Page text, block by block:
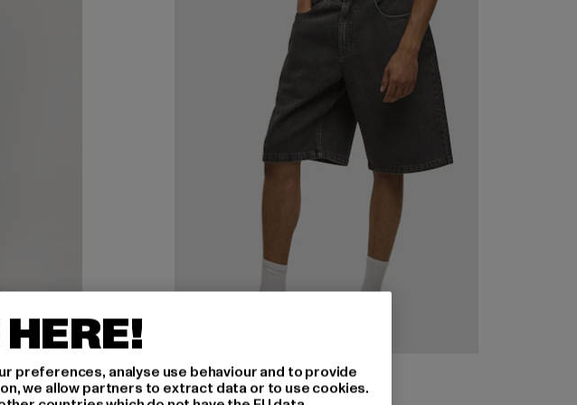
DEF
SKATER
preferences, analyse use behaviour and to provide
we allow partners to extract data or to use cookies.